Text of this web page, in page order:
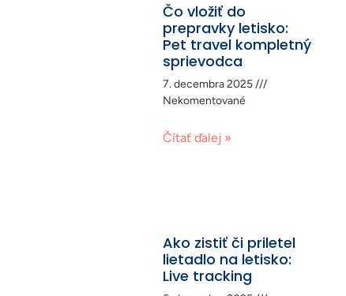
Čo vložiť do
prepravky letisko:
Pet travel kompletný
sprievodca
7. decembra 2025
Nekomentované
Čítať ďalej »
Ako zistiť či priletel
lietadlo na letisko:
Live tracking